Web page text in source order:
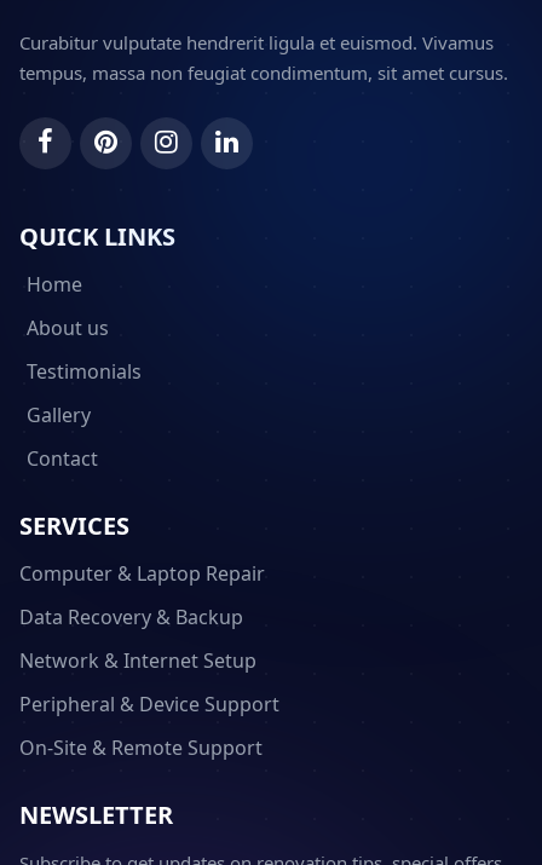
Curabitur vulputate hendrerit ligula et euismod. Vivamus
tempus, massa non feugiat condimentum, sit amet cursus.
QUICK LINKS
Home
About us
Testimonials
Gallery
Contact
SERVICES
Computer & Laptop Repair
Data Recovery & Backup
Network & Internet Setup
Peripheral & Device Support
On-Site & Remote Support
NEWSLETTER